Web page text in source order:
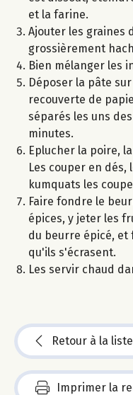
et la farine.
Ajouter les graines
grossièrement
Bien mélanger les
Déposer la pâte
recouverte de
séparés les uns
minutes.
Eplucher la poire,
Les couper en dés,
kumquats les
Faire fondre le
épices, y jeter les
du beurre épicé,
qu'ils s'écrasent.
Les servir chaud
Retour à la liste
Imprimer la